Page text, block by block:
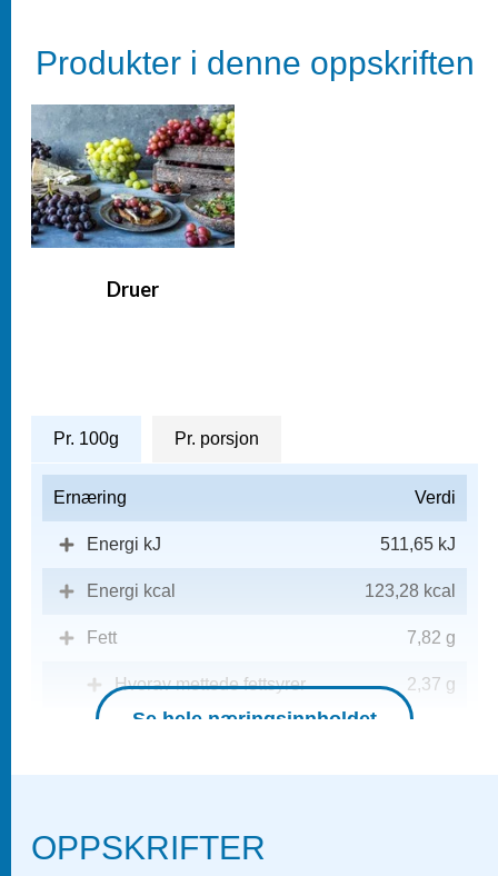
Produkter i denne oppskriften
Druer
Næringsinnhold
Pr. 100g Pr. porsjon
Ernæring Verdi
Energi kJ 511,65 kJ
Energi kcal 123,28 kcal
Fett 7,82 g
Hvorav mettede fettsyrer 2,37 g
Se hele næringsinnholdet
OPPSKRIFTER